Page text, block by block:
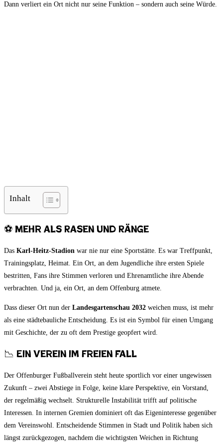
Dann verliert ein Ort nicht nur seine Funktion – sondern auch seine Würde.
Inhalt
⚽ Mehr als Rasen und Ränge
Das Karl-Heitz-Stadion war nie nur eine Sportstätte. Es war Treffpunkt,
Trainingsplatz, Heimat. Ein Ort, an dem Jugendliche ihre ersten Spiele
bestritten, Fans ihre Stimmen verloren und Ehrenamtliche ihre Abende
verbrachten. Und ja, ein Ort, an dem Offenburg atmete.
Dass dieser Ort nun der Landesgartenschau 2032 weichen muss, ist mehr
als eine städtebauliche Entscheidung. Es ist ein Symbol für einen Umgang
mit Geschichte, der zu oft dem Prestige geopfert wird.
📉 Ein Verein im freien Fall
Der Offenburger Fußballverein steht heute sportlich vor einer ungewissen
Zukunft – zwei Abstiege in Folge, keine klare Perspektive, ein Vorstand,
der regelmäßig wechselt. Strukturelle Instabilität trifft auf politische
Interessen. In internen Gremien dominiert oft das Eigeninteresse gegenüber
dem Vereinswohl. Entscheidende Stimmen in Stadt und Politik haben sich
längst zurückgezogen, nachdem die wichtigsten Weichen in Richtung